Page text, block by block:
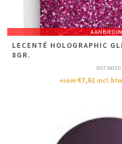
LECENTÉ HOLOGRAPHIC
8GR.
NOT RATED
€10,88 €7,61 incl.